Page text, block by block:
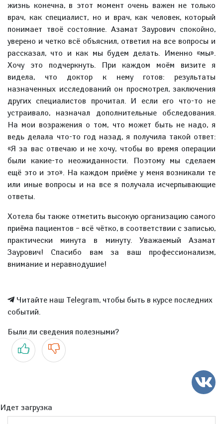
жизнь конечна, в этот момент очень важен не только
врач, как специалист, но и врач, как человек, который
понимает твоё состояние. Азамат Заурович спокойно,
уверено и четко всё объяснил, ответил на все вопросы и
рассказал, что и как мы будем делать. Именно «мы».
Хочу это подчеркнуть. При каждом моём визите я
видела, что доктор к нему готов: результаты
назначенных исследований он просмотрел, заключения
других специалистов прочитал. И если его что-то не
устраивало, назначал дополнительные обследования.
На мои возражения о том, что может быть не надо, я
ведь делала что-то год назад, я получила такой ответ:
«Я за вас отвечаю и не хочу, чтобы во время операции
были какие-то неожиданности. Поэтому мы сделаем
ещё это и это». На каждом приёме у меня возникали те
или иные вопросы и на все я получала исчерпывающие
ответы.
Хотела бы также отметить высокую организацию самого
приёма пациентов – всё чётко, в соответствии с записью,
практически минута в минуту. Уважаемый Азамат
Заурович! Спасибо вам за ваш профессионализм,
внимание и неравнодушие!
Читайте наш Telegram, чтобы быть в курсе последних
событий.
Были ли сведения полезными?
Да Нет
Идет загрузка